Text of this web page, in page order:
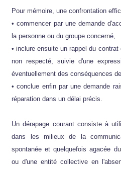
Pour mémoire, une confrontation
• commencer par une demande
la personne ou du groupe concerné,
• inclure ensuite un rappel du
non respecté, suivie d'une
éventuellement des conséquences
• conclue enfin par une demande
réparation dans un délai précis.
Un dérapage courant consiste à
dans les milieux de la
spontanée et quelquefois agacée
ou d'une entité collective en